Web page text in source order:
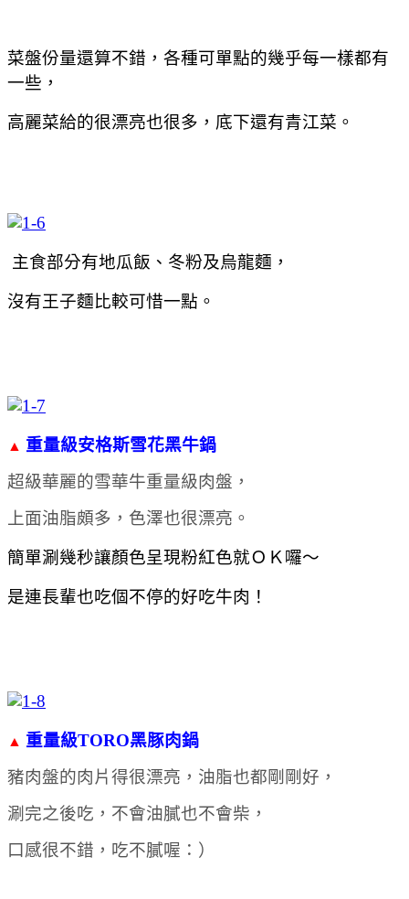
菜盤份量還算不錯，各種可單點的幾乎每一樣都有
一些，
高麗菜給的很漂亮也很多，底下還有青江菜。
主食部分有地瓜飯、冬粉及烏龍麵，
沒有王子麵比較可惜一點。
▲ 重量級安格斯雪花黑牛鍋
超級華麗的雪華牛重量級肉盤，
上面油脂頗多，色澤也很漂亮。
簡單涮幾秒讓顏色呈現粉紅色就ＯＫ囉～
是連長輩也吃個不停的好吃牛肉！
▲ 重量級TORO黑豚肉鍋
豬肉盤的肉片得很漂亮，油脂也都剛剛好，
涮完之後吃，不會油膩也不會柴，
口感很不錯，吃不膩喔：）